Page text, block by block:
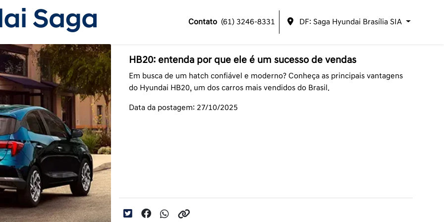
Contato (61) 3246-8331 DF: Saga Hyundai Brasília SIA
HB20: entenda por que ele é um sucesso de vendas
Em busca de um hatch confiável e moderno? Conheça as principais vantagens
do Hyundai HB20, um dos carros mais vendidos do Brasil.
Data da postagem: 27/10/2025